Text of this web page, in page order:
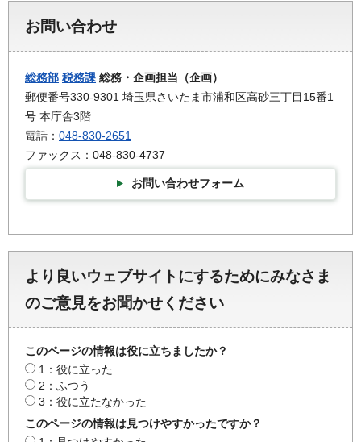
お問い合わせ
総務部 税務課 総務・企画担当（企画）
郵便番号330-9301 埼玉県さいたま市浦和区高砂三丁目15番1
号 本庁舎3階
電話： 048-830-2651
ファックス：048-830-4737
お問い合わせフォーム
より良いウェブサイトにするためにみなさま
のご意見をお聞かせください
このページの情報は役に立ちましたか？
1：役に立った
2：ふつう
3：役に立たなかった
このページの情報は見つけやすかったですか？